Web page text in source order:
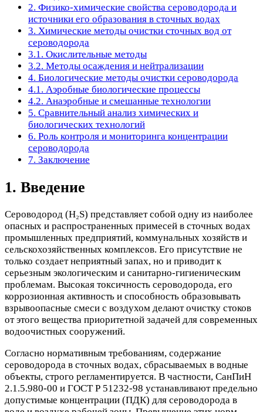
2. Физико-химические свойства сероводорода и
источники его образования в сточных водах
3. Химические методы очистки сточных вод от
сероводорода
3.1. Окислительные методы
3.2. Методы осаждения и нейтрализации
4. Биологические методы очистки сероводорода
4.1. Аэробные биологические процессы
4.2. Анаэробные и смешанные технологии
5. Сравнительный анализ химических и
биологических технологий
6. Роль контроля и мониторинга концентрации
сероводорода
7. Заключение
1. Введение
Сероводород (H₂S) представляет собой одну из наиболее
опасных и распространенных примесей в сточных водах
промышленных предприятий, коммунальных хозяйств и
сельскохозяйственных комплексов. Его присутствие не
только создает неприятный запах, но и приводит к
серьезным экологическим и санитарно-гигиеническим
проблемам. Высокая токсичность сероводорода, его
коррозионная активность и способность образовывать
взрывоопасные смеси с воздухом делают очистку стоков
от этого вещества приоритетной задачей для современных
водоочистных сооружений.
Согласно нормативным требованиям, содержание
сероводорода в сточных водах, сбрасываемых в водные
объекты, строго регламентируется. В частности, СанПиН
2.1.5.980-00 и ГОСТ Р 51232-98 устанавливают предельно
допустимые концентрации (ПДК) для сероводорода в